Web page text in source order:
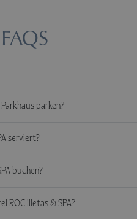
FAQS
parken?
serviert?
buchen?
ROC Illetas & SPA?